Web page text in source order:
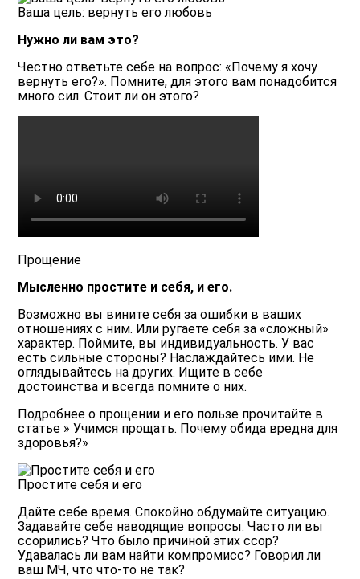
Ваша цель: вернуть его любовь
Нужно ли вам это?
Честно ответьте себе на вопрос: «Почему я хочу
вернуть его?». Помните, для этого вам понадобится
много сил. Стоит ли он этого?
Прощение
Мысленно простите и себя, и его.
Возможно вы вините себя за ошибки в ваших
отношениях с ним. Или ругаете себя за «сложный»
характер. Поймите, вы индивидуальность. У вас
есть сильные стороны? Наслаждайтесь ими. Не
оглядывайтесь на других. Ищите в себе
достоинства и всегда помните о них.
Подробнее о прощении и его пользе прочитайте в
статье » Учимся прощать. Почему обида вредна для
здоровья?»
Простите себя и его
Дайте себе время. Спокойно обдумайте ситуацию.
Задавайте себе наводящие вопросы. Часто ли вы
ссорились? Что было причиной этих ссор?
Удавалась ли вам найти компромисс? Говорил ли
ваш МЧ, что что-то не так?